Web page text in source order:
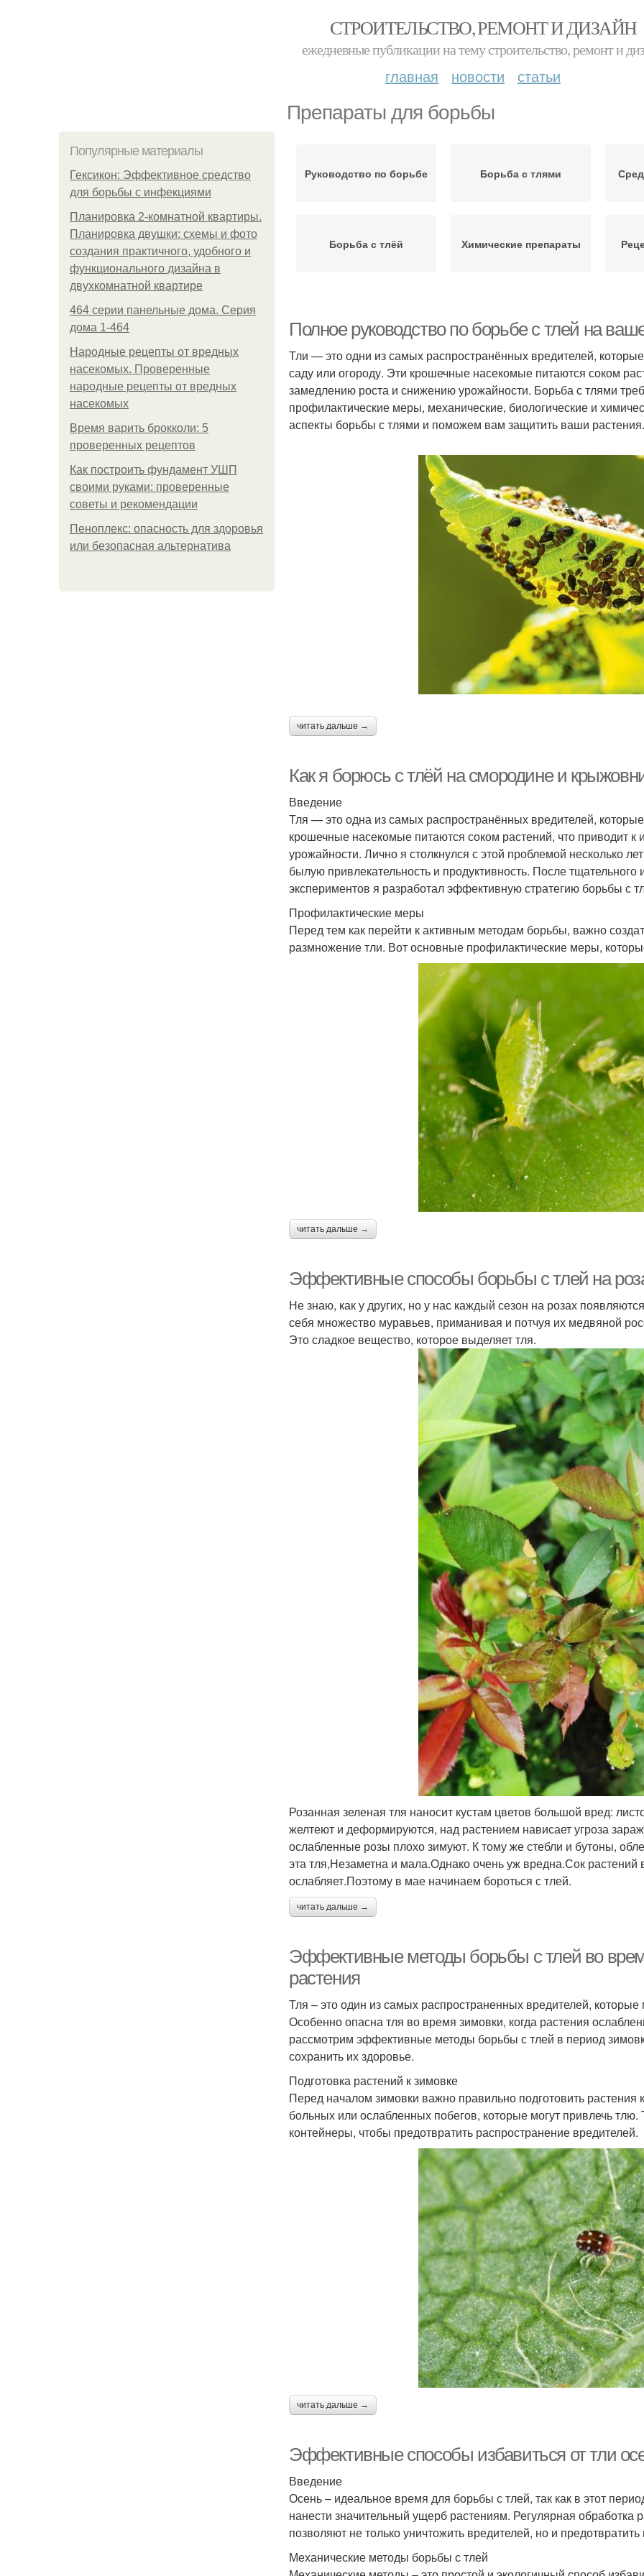
СТРОИТЕЛЬСТВО, РЕМОНТ И ДИЗАЙН
ежедневные публикации на тему строительство, ремонт и
главная новости статьи
Препараты для борьбы
Популярные материалы
Гексикон: Эффективное средство
для борьбы с инфекциями
Планировка 2-комнатной квартиры.
Планировка двушки: схемы и фото
создания практичного, удобного и
функционального дизайна в
двухкомнатной квартире
464 серии панельные дома. Серия
дома 1-464
Народные рецепты от вредных
насекомых. Проверенные
народные рецепты от вредных
насекомых
Время варить брокколи: 5
проверенных рецептов
Как построить фундамент УШП
своими руками: проверенные
советы и рекомендации
Пеноплекс: опасность для здоровья
или безопасная альтернатива
Руководство по борьбе Борьба с тлями
Борьба с тлёй Химические препараты
химическими
препаратами
Системные препараты
Препараты для
быстрого избавления
Полное руководство по борьбе с тлей на
Тли — это одни из самых распространённых вредителей,
саду или огороду. Эти крошечные насекомые питаются соком
замедлению роста и снижению урожайности. Борьба с тлями
профилактические меры, механические, биологические и
аспекты борьбы с тлями и поможем вам защитить ваши растения.
читать дальше →
Как я борюсь с тлёй на смородине и
Введение
Тля — это одна из самых распространённых вредителей,
крошечные насекомые питаются соком растений, что приводит
урожайности. Лично я столкнулся с этой проблемой несколько
былую привлекательность и продуктивность. После
экспериментов я разработал эффективную стратегию борьбы с
Профилактические меры
Перед тем как перейти к активным методам борьбы, важно
размножение тли. Вот основные профилактические меры,
читать дальше →
Эффективные способы борьбы с тлей на
Не знаю, как у других, но у нас каждый сезон на розах
себя множество муравьев, приманивая и потчуя их медвяной
Это сладкое вещество, которое выделяет тля.
Розанная зеленая тля наносит кустам цветов большой вред:
желтеют и деформируются, над растением нависает угроза
ослабленные розы плохо зимуют. К тому же стебли и бутоны,
эта тля,Незаметна и мала.Однако очень уж вредна.Сок
ослабляет.Поэтому в мае начинаем бороться с тлей.
читать дальше →
Эффективные методы борьбы с тлей во
растения
Тля – это один из самых распространенных вредителей,
Особенно опасна тля во время зимовки, когда растения
рассмотрим эффективные методы борьбы с тлей в период
сохранить их здоровье.
Подготовка растений к зимовке
Перед началом зимовки важно правильно подготовить растения
больных или ослабленных побегов, которые могут привлечь
контейнеры, чтобы предотвратить распространение вредителей.
читать дальше →
Эффективные способы избавиться от тли
Введение
Осень – идеальное время для борьбы с тлей, так как в этот
нанести значительный ущерб растениям. Регулярная обработка
позволяют не только уничтожить вредителей, но и
Механические методы борьбы с тлей